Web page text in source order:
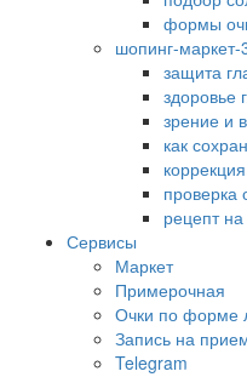
формы
шопинг-маркет-
защита
здоровье
зрение и
как
проверка
рецепт на
Сервисы
Маркет
Примерочная
Очки по форме
Запись на
Telegram